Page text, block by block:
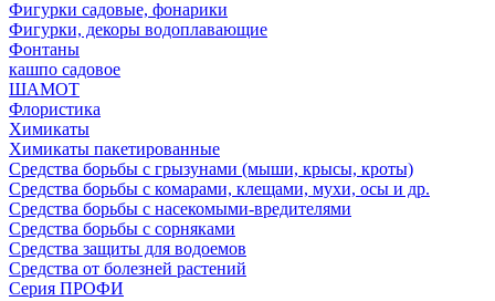
Фигурки садовые, фонарики
Фигурки, декоры водоплавающие
Фонтаны
кашпо садовое
ШАМОТ
Флористика
Химикаты
Химикаты пакетированные
Средства борьбы с грызунами (мыши, крысы, кроты)
Средства борьбы с комарами, клещами, мухи, осы и др.
Средства борьбы с насекомыми-вредителями
Средства борьбы с сорняками
Средства защиты для водоемов
Средства от болезней растений
Серия ПРОФИ